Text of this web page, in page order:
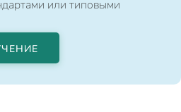
или типовыми